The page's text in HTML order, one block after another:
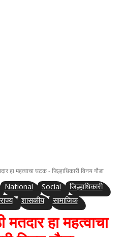
हा महत्वाचा घटक - जिल्हाधिकारी विनय गौडा
National Social
जिल्हाधिकारी
शासकीय सामाजिक
हा महत्वाचा